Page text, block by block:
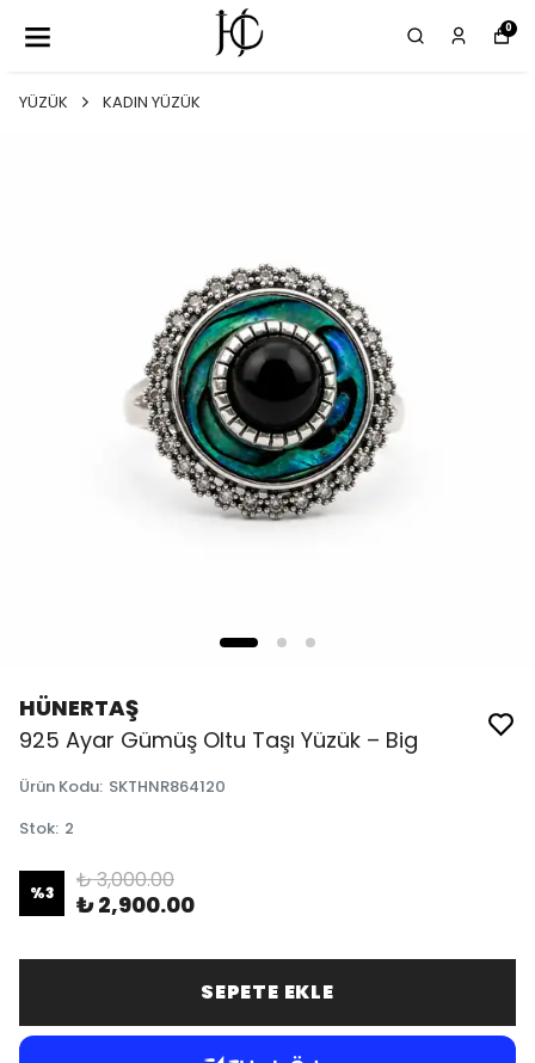
0
YÜZÜK KADIN YÜZÜK
HÜNERTAŞ
925 Ayar Gümüş Oltu Taşı Yüzük – Big
Ürün Kodu: SKTHNR864120
Stok: 2
%3 ₺ 3,000.00
₺ 2,900.00
SEPETE EKLE